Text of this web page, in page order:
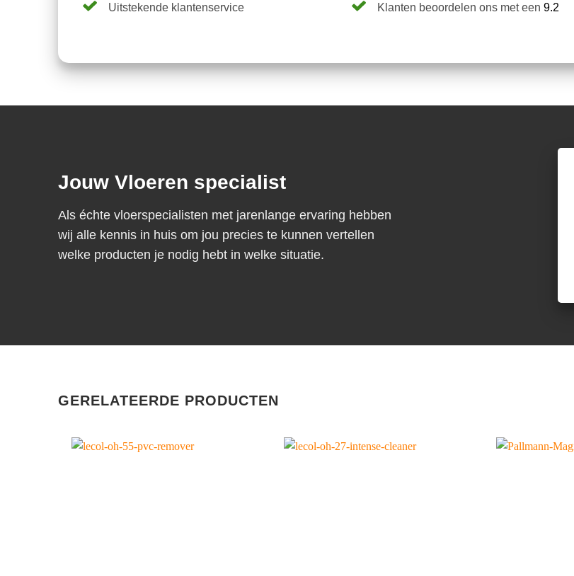
Uitstekende klantenservice Klanten beoordelen ons met een9.2
Jouw Vloeren specialist
Als échte vloerspecialisten met jarenlange ervaring hebben
wij alle kennis in huis om jou precies te kunnen vertellen
welke producten je nodig hebt in welke situatie.
GERELATEERDE PRODUCTEN